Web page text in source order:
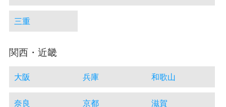
三重
関西・近畿
大阪 兵庫 和歌山
奈良 京都 滋賀